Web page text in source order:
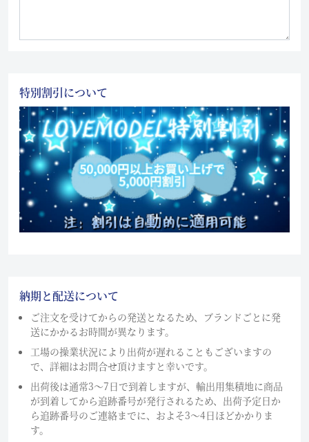
特別割引について
納期と配送について
ご注文を受けてからの発送となるため、ブランドごとに発
送にかかるお時間が異なります。
工場の操業状況により出荷が遅れることもございますの
で、詳細はお問合せ頂けますと幸いです。
出荷後は通常3～7日で到着しますが、輸出用集積地に商品
が到着してから追跡番号が発行されるため、出荷予定日か
ら追跡番号のご連絡までに、およそ3〜4日ほどかかりま
す。